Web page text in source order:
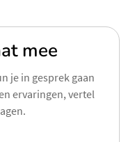
mee
je in gesprek gaan
ervaringen, vertel